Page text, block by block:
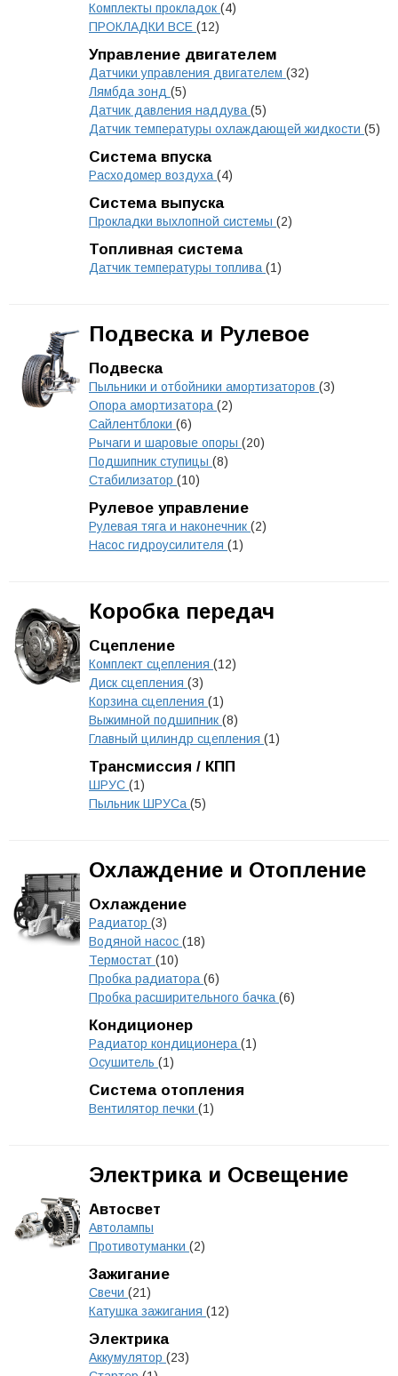
Комплекты прокладок (4)
ПРОКЛАДКИ ВСЕ (12)
Управление двигателем
Датчики управления двигателем (32)
Лямбда зонд (5)
Датчик давления наддува (5)
Датчик температуры охлаждающей жидкости (5)
Система впуска
Расходомер воздуха (4)
Система выпуска
Прокладки выхлопной системы (2)
Топливная система
Датчик температуры топлива (1)
Подвеска и Рулевое
Подвеска
Пыльники и отбойники амортизаторов (3)
Опора амортизатора (2)
Сайлентблоки (6)
Рычаги и шаровые опоры (20)
Подшипник ступицы (8)
Стабилизатор (10)
Рулевое управление
Рулевая тяга и наконечник (2)
Насос гидроусилителя (1)
Коробка передач
Сцепление
Комплект сцепления (12)
Диск сцепления (3)
Корзина сцепления (1)
Выжимной подшипник (8)
Главный цилиндр сцепления (1)
Трансмиссия / КПП
ШРУС (1)
Пыльник ШРУСа (5)
Охлаждение и Отопление
Охлаждение
Радиатор (3)
Водяной насос (18)
Термостат (10)
Пробка радиатора (6)
Пробка расширительного бачка (6)
Кондиционер
Радиатор кондиционера (1)
Осушитель (1)
Система отопления
Вентилятор печки (1)
Электрика и Освещение
Автосвет
Автолампы
Противотуманки (2)
Зажигание
Свечи (21)
Катушка зажигания (12)
Электрика
Аккумулятор (23)